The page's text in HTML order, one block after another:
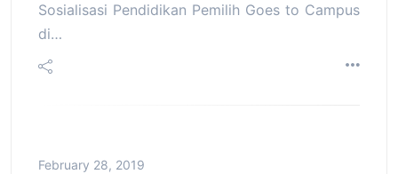
Sosialisasi Pendidikan Pemilih Goes to Campus
di…
February 28, 2019